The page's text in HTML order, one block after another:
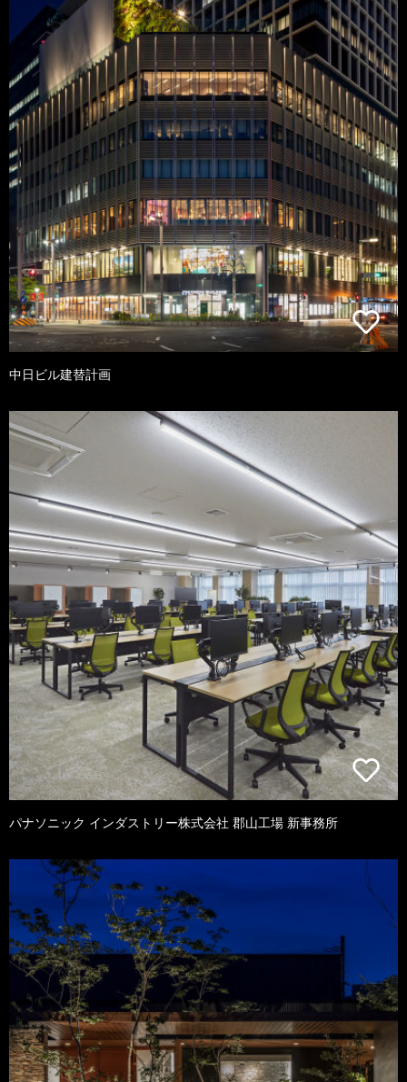
中日ビル建替計画
パナソニック インダストリー株式会社 郡山工場 新事務所